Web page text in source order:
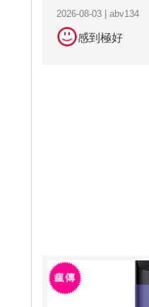
2026-08-03 | abv134
感到極好